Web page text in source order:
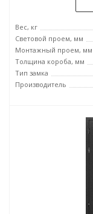
Вес, кг
Световой проем, мм
Монтажный проем, мм
Толщина короба, мм
Тип замка
Производитель